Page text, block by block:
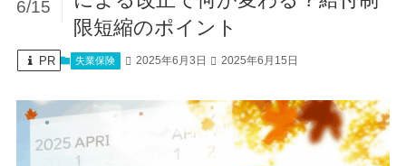
限短縮のポイント
6/15
PR 失業保険 2025年6月3日 2025年6月15日